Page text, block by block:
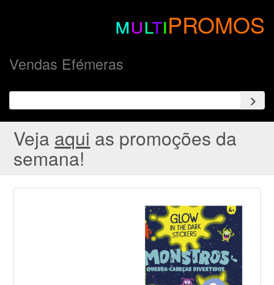
multiPROMOS
Vendas Efémeras
Veja aqui as promoções da
semana!